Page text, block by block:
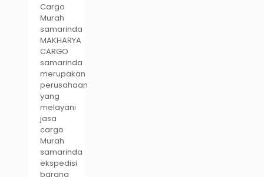
Cargo
Murah
samarinda
MAKHARYA
CARGO
samarinda
merupakan
perusahaan
yang
melayani
jasa
cargo
Murah
samarinda
ekspedisi
barang